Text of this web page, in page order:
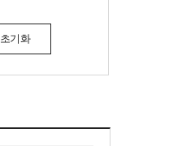
초기화